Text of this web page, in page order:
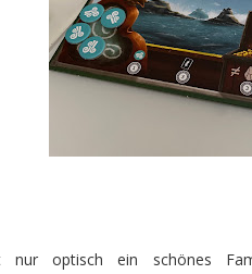
optisch ein schönes